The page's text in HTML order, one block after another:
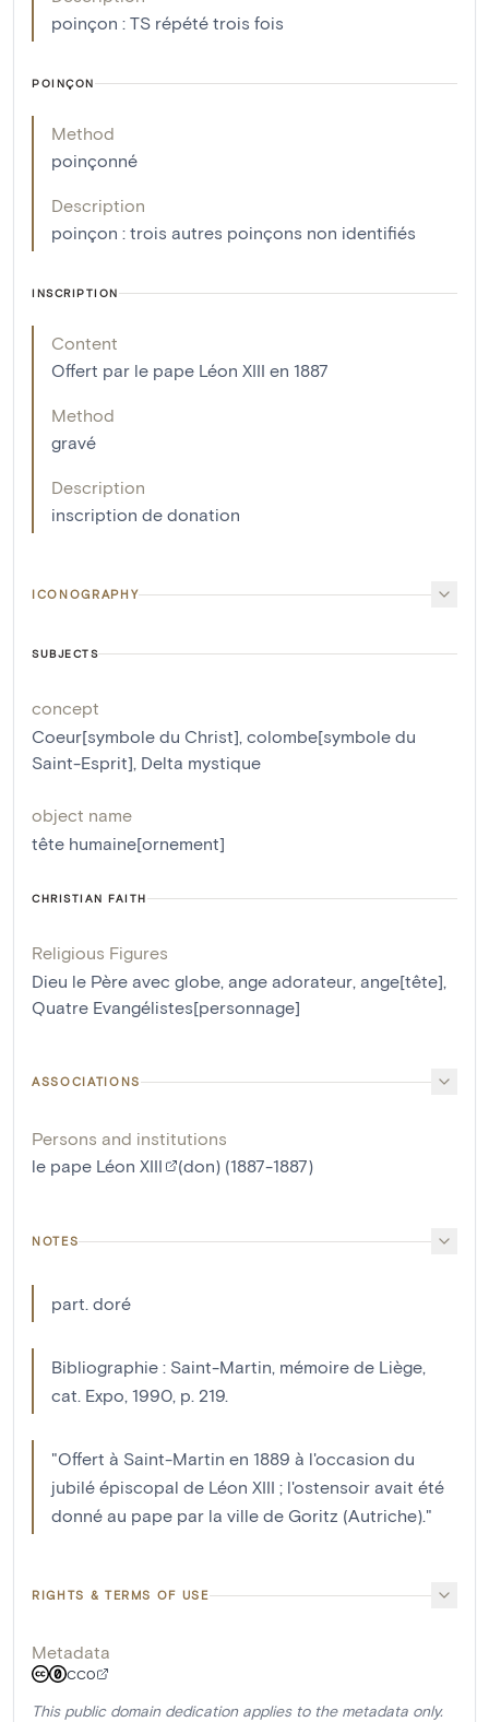
poinçon : TS répété trois fois
POINÇON
Method
poinçonné
Description
poinçon : trois autres poinçons non identifiés
INSCRIPTION
Content
Offert par le pape Léon XIII en 1887
Method
gravé
Description
inscription de donation
ICONOGRAPHY
SUBJECTS
concept
Coeur[symbole du Christ], colombe[symbole du
Saint-Esprit], Delta mystique
object name
tête humaine[ornement]
CHRISTIAN FAITH
Religious Figures
Dieu le Père avec globe, ange adorateur, ange[tête],
Quatre Evangélistes[personnage]
ASSOCIATIONS
Persons and institutions
le pape Léon XIII
(don) (1887-1887)
NOTES
part. doré
Bibliographie : Saint-Martin, mémoire de Liège,
cat. Expo, 1990, p. 219.
"Offert à Saint-Martin en 1889 à l'occasion du
jubilé épiscopal de Léon XIII ; l'ostensoir avait été
donné au pape par la ville de Goritz (Autriche)."
RIGHTS & TERMS OF USE
Metadata
CC0
This public domain dedication applies to the metadata only.